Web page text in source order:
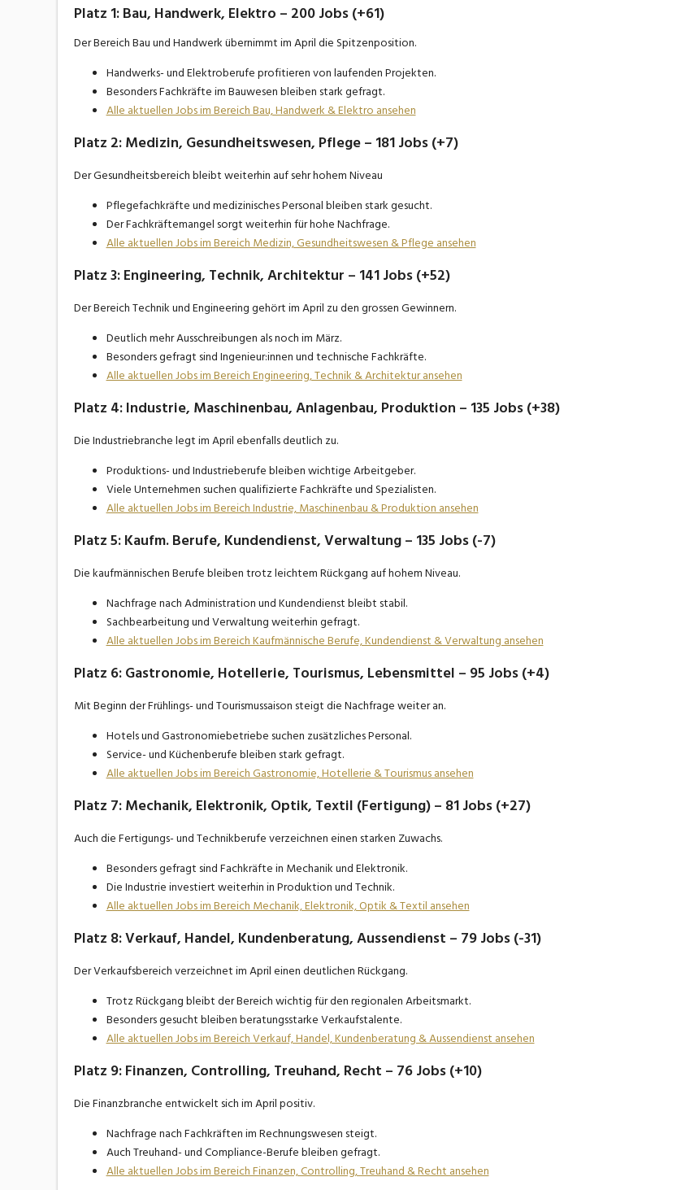
Platz 1: Bau, Handwerk, Elektro – 200 Jobs (+61)
Der Bereich Bau und Handwerk übernimmt im April die Spitzenposition.
Handwerks- und Elektroberufe profitieren von laufenden Projekten.
Besonders Fachkräfte im Bauwesen bleiben stark gefragt.
Alle aktuellen Jobs im Bereich Bau, Handwerk & Elektro ansehen
Platz 2: Medizin, Gesundheitswesen, Pflege – 181 Jobs (+7)
Der Gesundheitsbereich bleibt weiterhin auf sehr hohem Niveau
Pflegefachkräfte und medizinisches Personal bleiben stark gesucht.
Der Fachkräftemangel sorgt weiterhin für hohe Nachfrage.
Alle aktuellen Jobs im Bereich Medizin, Gesundheitswesen & Pflege ansehen
Platz 3: Engineering, Technik, Architektur – 141 Jobs (+52)
Der Bereich Technik und Engineering gehört im April zu den grossen Gewinnern.
Deutlich mehr Ausschreibungen als noch im März.
Besonders gefragt sind Ingenieur:innen und technische Fachkräfte.
Alle aktuellen Jobs im Bereich Engineering, Technik & Architektur ansehen
Platz 4: Industrie, Maschinenbau, Anlagenbau, Produktion – 135 Jobs (+38)
Die Industriebranche legt im April ebenfalls deutlich zu.
Produktions- und Industrieberufe bleiben wichtige Arbeitgeber.
Viele Unternehmen suchen qualifizierte Fachkräfte und Spezialisten.
Alle aktuellen Jobs im Bereich Industrie, Maschinenbau & Produktion ansehen
Platz 5: Kaufm. Berufe, Kundendienst, Verwaltung – 135 Jobs (-7)
Die kaufmännischen Berufe bleiben trotz leichtem Rückgang auf hohem Niveau.
Nachfrage nach Administration und Kundendienst bleibt stabil.
Sachbearbeitung und Verwaltung weiterhin gefragt.
Alle aktuellen Jobs im Bereich Kaufmännische Berufe, Kundendienst & Verwaltung ansehen
Platz 6: Gastronomie, Hotellerie, Tourismus, Lebensmittel – 95 Jobs (+4)
Mit Beginn der Frühlings- und Tourismussaison steigt die Nachfrage weiter an.
Hotels und Gastronomiebetriebe suchen zusätzliches Personal.
Service- und Küchenberufe bleiben stark gefragt.
Alle aktuellen Jobs im Bereich Gastronomie, Hotellerie & Tourismus ansehen
Platz 7: Mechanik, Elektronik, Optik, Textil (Fertigung) – 81 Jobs (+27)
Auch die Fertigungs- und Technikberufe verzeichnen einen starken Zuwachs.
Besonders gefragt sind Fachkräfte in Mechanik und Elektronik.
Die Industrie investiert weiterhin in Produktion und Technik.
Alle aktuellen Jobs im Bereich Mechanik, Elektronik, Optik & Textil ansehen
Platz 8: Verkauf, Handel, Kundenberatung, Aussendienst – 79 Jobs (-31)
Der Verkaufsbereich verzeichnet im April einen deutlichen Rückgang.
Trotz Rückgang bleibt der Bereich wichtig für den regionalen Arbeitsmarkt.
Besonders gesucht bleiben beratungsstarke Verkaufstalente.
Alle aktuellen Jobs im Bereich Verkauf, Handel, Kundenberatung & Aussendienst ansehen
Platz 9: Finanzen, Controlling, Treuhand, Recht – 76 Jobs (+10)
Die Finanzbranche entwickelt sich im April positiv.
Nachfrage nach Fachkräften im Rechnungswesen steigt.
Auch Treuhand- und Compliance-Berufe bleiben gefragt.
Alle aktuellen Jobs im Bereich Finanzen, Controlling, Treuhand & Recht ansehen